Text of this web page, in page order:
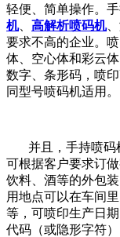
轻便、简单操作。
机、 高解析喷码机
要求不高的企业。
体、空心体和彩云
数字、条形码，喷
同型号喷码机适用。
并且，手持喷码
可根据客户要求订
饮料、酒等的外包
用地点可以在车间
等，可喷印生产日
代码（或隐形字符